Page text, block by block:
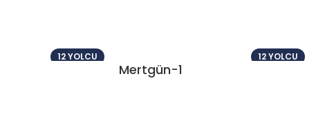
12 YOLCU
Mertgün-1
12 YOLCU